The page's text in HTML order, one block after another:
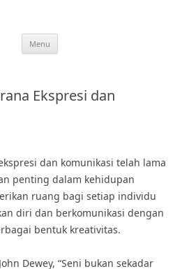
Menu
Ekspresi dan
dan komunikasi telah lama
penting dalam kehidupan
ruang bagi setiap individu
diri dan berkomunikasi dengan
bentuk kreativitas.
Dewey, “Seni bukan sekadar